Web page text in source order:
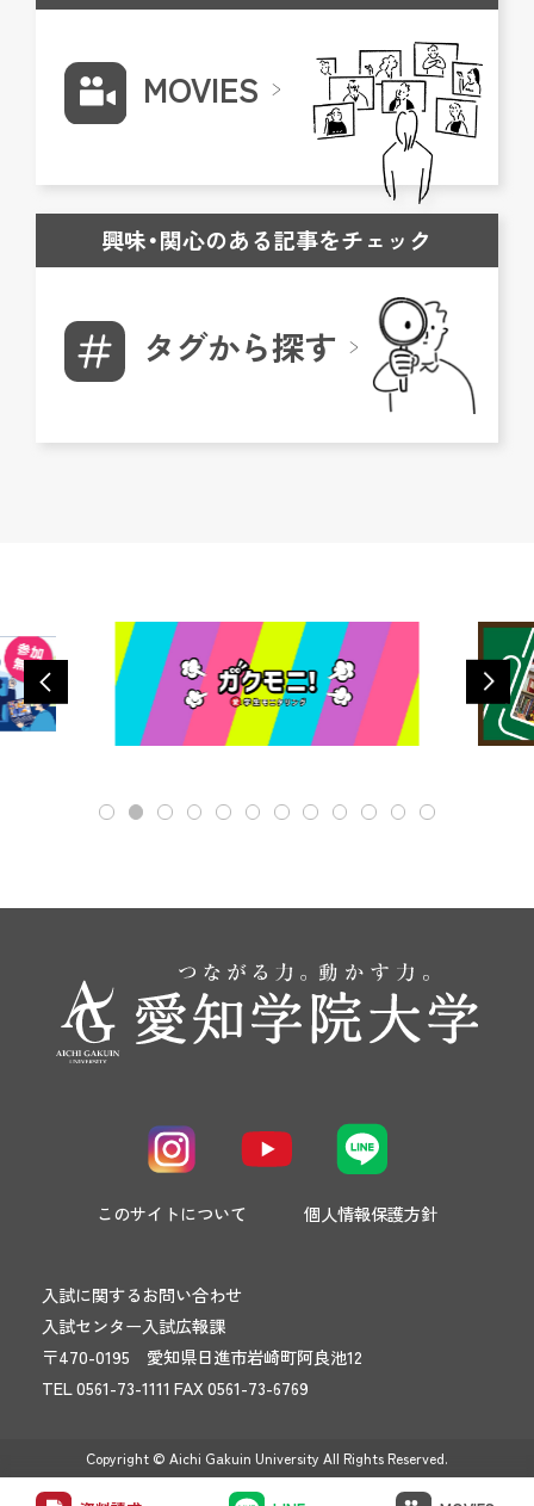
MOVIES
興味・関心のある記事をチェック
タグから探す
このサイトについて 個人情報保護方針
入試に関するお問い合わせ
入試センター入試広報課
〒470-0195 愛知県日進市岩崎町阿良池12
TEL 0561-73-1111 FAX 0561-73-6769
Copyright © Aichi Gakuin University All Rights Reserved.